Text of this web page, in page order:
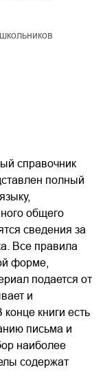
справочник
полный
общего
сведения за
Все правила
форме,
подается от
и
книги есть
письма и
наиболее
содержат